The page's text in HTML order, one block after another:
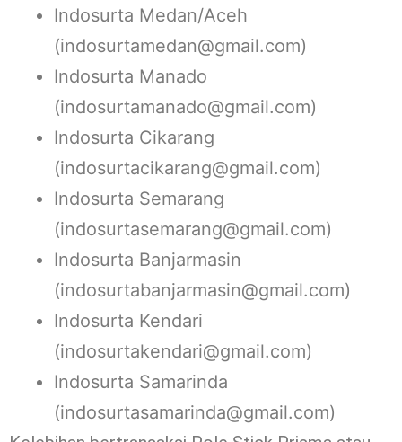
Indosurta Medan/Aceh
(indosurtamedan@gmail.com)
Indosurta Manado
(indosurtamanado@gmail.com)
Indosurta Cikarang
(indosurtacikarang@gmail.com)
Indosurta Semarang
(indosurtasemarang@gmail.com)
Indosurta Banjarmasin
(indosurtabanjarmasin@gmail.com)
Indosurta Kendari
(indosurtakendari@gmail.com)
Indosurta Samarinda
(indosurtasamarinda@gmail.com)